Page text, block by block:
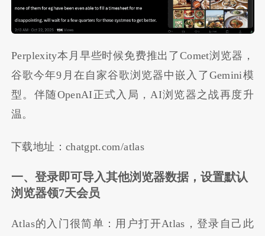
Perplexity本月早些时候免费推出了Comet浏览器，
谷歌今年9月在自家谷歌浏览器中嵌入了Gemini模
型。伴随OpenAI正式入局，AI浏览器之战再度升
温。
下载地址：chatgpt.com/atlas
一、登录即可导入其他浏览器数据，设置默认
浏览器领7天会员
Atlas的入门很简单：用户打开Atlas，登录自己此